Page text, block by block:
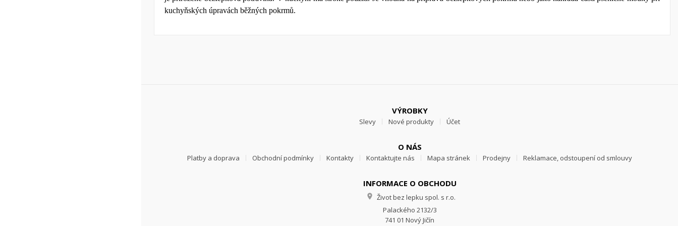
kuchyňských úpravách běžných pokrmů.
VÝROBKY
Slevy Nové produkty Účet
O NÁS
Platby a doprava Obchodní podmínky Kontakty Kontaktujte nás Mapa stránek Prodejny Reklamace, odstoupení od smlouvy
INFORMACE O OBCHODU
 Život bez lepku spol. s r.o.
Palackého 2132/3
741 01 Nový Jičín